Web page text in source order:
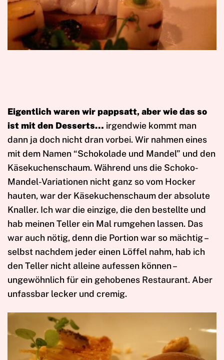
Eigentlich waren wir pappsatt, aber wie das so
ist mit den Desserts… irgendwie kommt man
dann ja doch nicht dran vorbei. Wir nahmen eines
mit dem Namen “Schokolade und Mandel” und den
Käsekuchenschaum. Während uns die Schoko-
Mandel-Variationen nicht ganz so vom Hocker
hauten, war der Käsekuchenschaum der absolute
Knaller. Ich war die einzige, die den bestellte und
hab meinen Teller ein Mal rumgehen lassen. Das
war auch nötig, denn die Portion war so mächtig –
selbst nachdem jeder einen Löffel nahm, hab ich
den Teller nicht alleine aufessen können –
ungewöhnlich für ein gehobenes Restaurant. Aber
unfassbar lecker und cremig.